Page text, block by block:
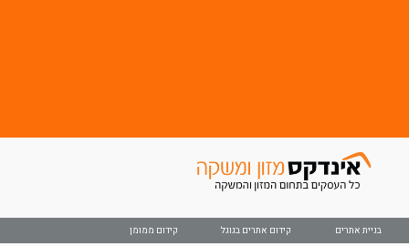
בניית אתרים קידום אתרים בגוגל קידום ממומן